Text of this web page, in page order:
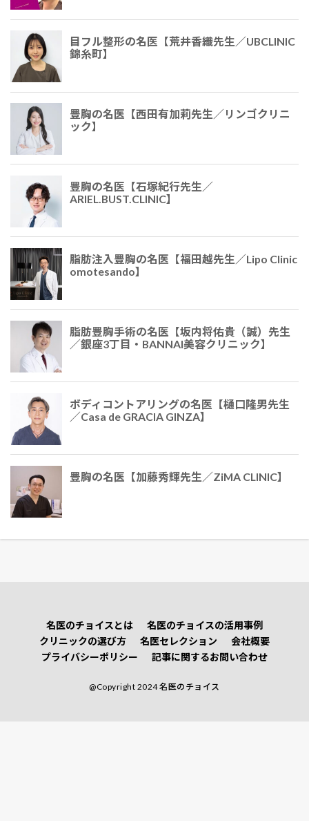
目フル整形の名医【荒井香織先生／UBCLINIC
錦糸町】
豊胸の名医【西田有加莉先生／リンゴクリニ
ック】
豊胸の名医【石塚紀行先生／
ARIEL.BUST.CLINIC】
脂肪注入豊胸の名医【福田越先生／Lipo Clinic
omotesando】
脂肪豊胸手術の名医【坂内将佑貴（誠）先生
／銀座3丁目・BANNAI美容クリニック】
ボディコントアリングの名医【樋口隆男先生
／Casa de GRACIA GINZA】
豊胸の名医【加藤秀輝先生／ZiMA CLINIC】
名医のチョイスとは
名医のチョイスの活用事例
クリニックの選び方
名医セレクション
会社概要
プライバシーポリシー
記事に関するお問い合わせ
@Copyright 2024 名医のチョイス